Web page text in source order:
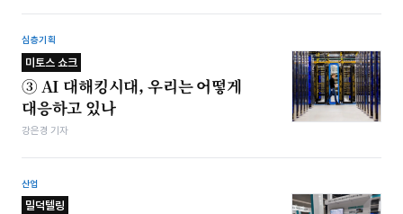
심층기획
미토스 쇼크
③ AI 대해킹시대, 우리는 어떻게
대응하고 있나
강은경 기자
산업
밀덕텔링